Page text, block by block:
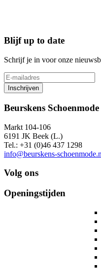
Blijf up to date
Schrijf je in voor onze
Inschrijven
Beurskens Schoenmode
Markt 104-106
6191 JK Beek (L.)
Tel.: +31 (0)46 437 1298
info@beurskens-
Volg ons
Openingstijden